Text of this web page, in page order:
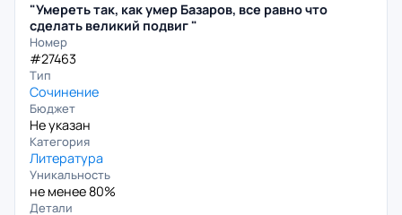
"Умереть так, как умер Базаров, все равно что
сделать великий подвиг "
Номер
#27463
Тип
Сочинение
Бюджет
Не указан
Категория
Литература
Уникальность
не менее 80%
Детали